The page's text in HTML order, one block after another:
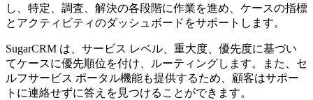
し、特定、調査、解決の各段階に作業を進め、ケースの指標
とアクティビティのダッシュボードをサポートします。
SugarCRM は、サービス レベル、重大度、優先度に基づい
てケースに優先順位を付け、ルーティングします。また、セ
ルフサービス ポータル機能も提供するため、顧客はサポー
トに連絡せずに答えを見つけることができます。